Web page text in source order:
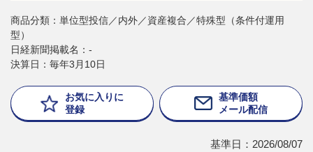
商品分類：単位型投信／内外／資産複合／特殊型（条件付運用
型）
日経新聞掲載名：-
決算日：毎年3月10日
お気に入りに
登録
基準価額
メール配信
基準日：2026/08/07